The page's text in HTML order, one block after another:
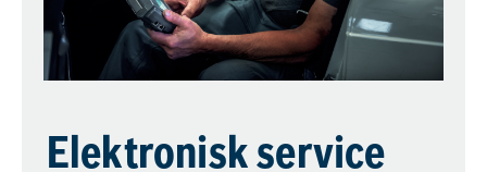
Elektronisk service